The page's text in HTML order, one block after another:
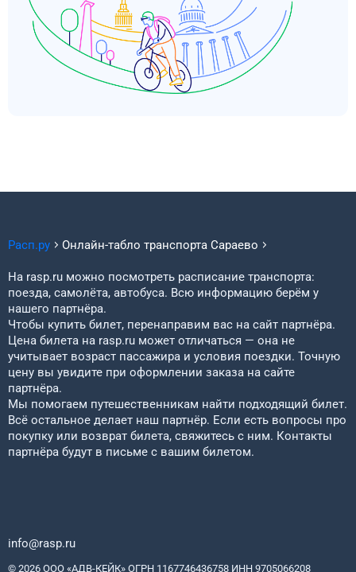
Расп.ру Онлайн-табло транспорта Сараево
На rasp.ru можно посмотреть расписание транспорта:
поезда, самолёта, автобуса. Всю информацию берём у
нашего партнёра.
Чтобы купить билет, перенаправим вас на сайт партнёра.
Цена билета на rasp.ru может отличаться — она не
учитывает возраст пассажира и условия поездки. Точную
цену вы увидите при оформлении заказа на сайте
партнёра.
Мы помогаем путешественникам найти подходящий билет.
Всё остальное делает наш партнёр. Если есть вопросы про
покупку или возврат билета, свяжитесь с ним. Контакты
партнёра будут в письме с вашим билетом.
info@rasp.ru
© 2026 ООО «АДВ-КЕЙК» ОГРН 1167746436758 ИНН 9705066208